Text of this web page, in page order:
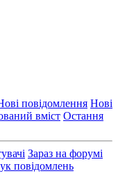
повідомлення Нові
вміст Остання
Зараз на форумі
повідомлень